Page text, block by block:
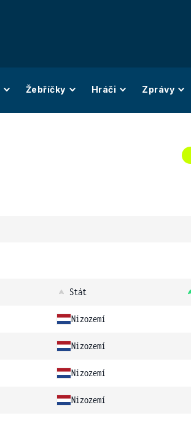
Žebříčky Hráči Zprávy
Stát
Nizozemí
Nizozemí
Nizozemí
Nizozemí